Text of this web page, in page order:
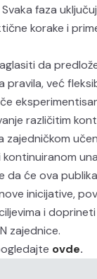
faza
korake i
da
pravila, već
različitim
zajedničkom
kontinuiranom
da će ova
inicijative,
i
zajednice.
ovde.